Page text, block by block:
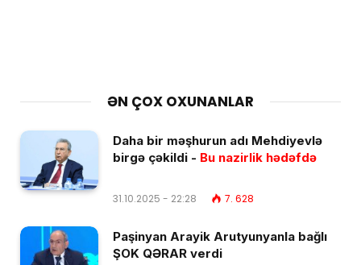
ƏN ÇOX OXUNANLAR
Daha bir məşhurun adı Mehdiyevlə
birgə çəkildi - Bu nazirlik hədəfdə
31.10.2025 - 22:28 7. 628
Paşinyan Arayik Arutyunyanla bağlı
ŞOK QƏRAR verdi